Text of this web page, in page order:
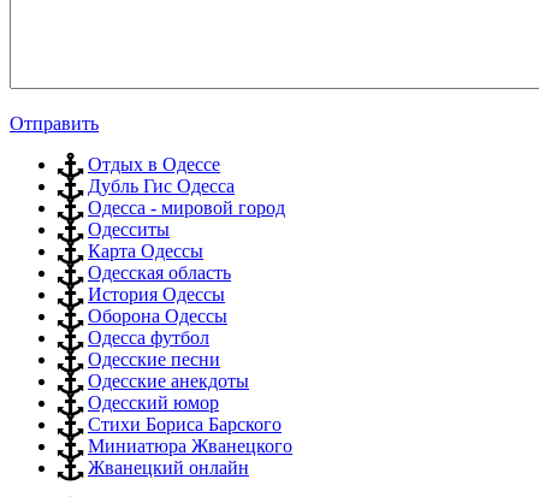
Отправить
Отдых в Одессе
Дубль Гис Одесса
Одесса - мировой город
Одесситы
Карта Одессы
Одесская область
История Одессы
Оборона Одессы
Одесса футбол
Одесские песни
Одесские анекдоты
Одесский юмор
Стихи Бориса Барского
Миниатюра Жванецкого
Жванецкий онлайн